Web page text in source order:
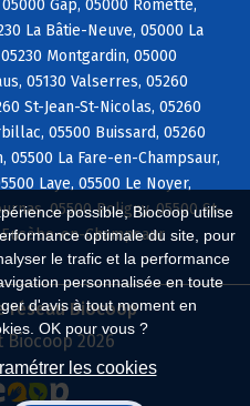
possible, Biocoop utilise
optimale du site, pour
le trafic et la performance
personnalisée en toute
d'avis à tout moment en
OK pour vous ?
les cookies
Gap, 05000 Romette,
La Bâtie-Neuve, 05000 La
Montgardin, 05000
05130 Valserres, 05260
St-Jean-St-Nicolas, 05260
05500 Buissard, 05260
05500 La Fare-en-Champsaur,
Laye, 05500 Le Noyer,
05500 Poligny, 05500 St-
en-Champsaur
réseau Biocoop
2026